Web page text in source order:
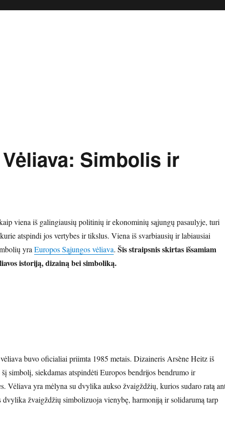
Simbolis ir
viena iš galingiausių politinių ir ekonominių sąjungų pasaulyje, turi
atspindi jos vertybes ir tikslus. Viena iš svarbiausių ir labiausiai
yra Europos Sąjungos vėliava. Šis straipsnis skirtas išsamiam
istoriją, dizainą bei simboliką.
buvo oficialiai priimta 1985 metais. Dizaineris Arsène Heitz iš
simbolį, siekdamas atspindėti Europos bendrijos bendrumo ir
Vėliava yra mėlyna su dvylika aukso žvaigždžių, kurios sudaro ratą
dvylika žvaigždžių simbolizuoja vienybę, harmoniją ir solidarumą tarp